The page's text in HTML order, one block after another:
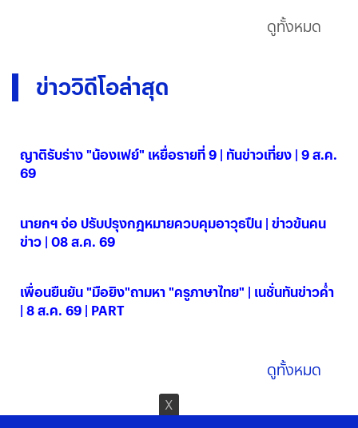
ดูทั้งหมด
ข่าววิดีโอล่าสุด
ญาติรับร่าง "น้องเฟย์" เหยื่อรายที่ 9 | ทันข่าวเที่ยง | 9 ส.ค.
69
นายกฯ จ่อ ปรับปรุงกฎหมายควบคุมอาวุธปืน | ข่าวข้นคน
ข่าว | 08 ส.ค. 69
เพื่อนยืนยัน "มือยิง"ถามหา "ครูภาษาไทย" | เนชั่นทันข่าวค่ำ
| 8 ส.ค. 69 | PART
ดูทั้งหมด